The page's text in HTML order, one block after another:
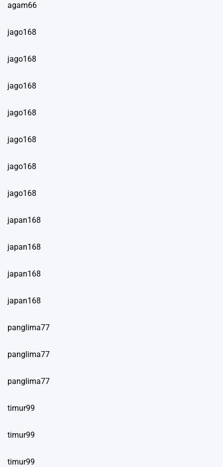
agam66
jago168
jago168
jago168
jago168
jago168
jago168
jago168
japan168
japan168
japan168
japan168
panglima77
panglima77
panglima77
timur99
timur99
timur99